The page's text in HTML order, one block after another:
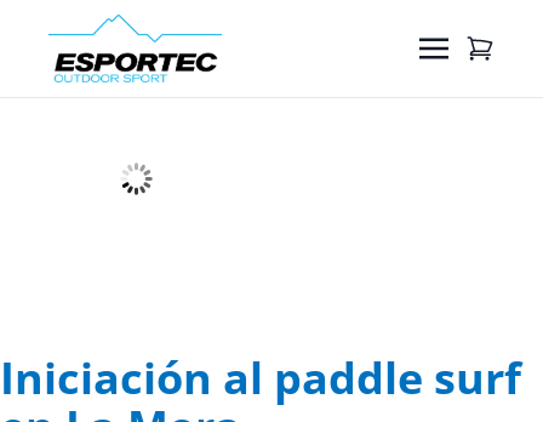
Iniciación al paddle surf